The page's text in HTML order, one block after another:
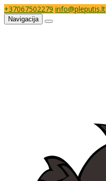
+37067502279 info@pleputis.lt
Navigacija